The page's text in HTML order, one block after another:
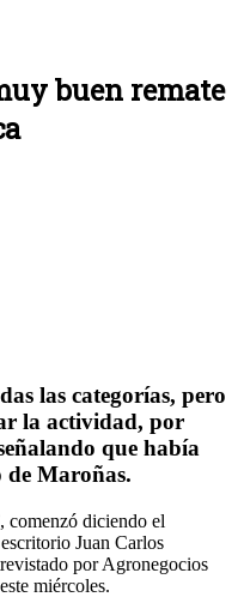
buen remate
las categorías, pero
la actividad, por
que había
Maroñas.
comenzó diciendo el
Juan Carlos
por Agronegocios
miércoles.